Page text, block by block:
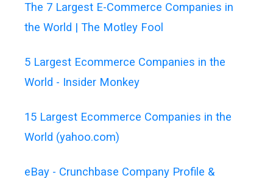
The 7 Largest E-Commerce Companies in
the World | The Motley Fool
5 Largest Ecommerce Companies in the
World - Insider Monkey
15 Largest Ecommerce Companies in the
World (yahoo.com)
eBay - Crunchbase Company Profile &